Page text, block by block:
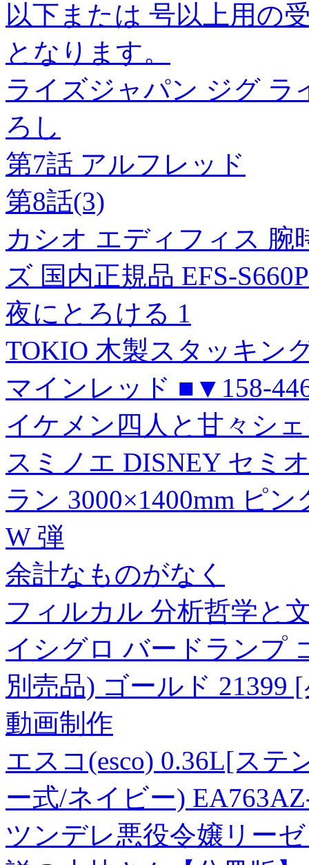
以下または 号以上用の
となります。
ライズジャパン ジグ ラ
ろし
第7話 アルフレッド
第8話(3)
カシオ エディフィス 腕
ズ 国内正規品 EFS-
夜にとろける 1
TOKIO 木製スタッキン
マインレッド ■▼158-
イケメン四人と甘々シ
スミノエ DISNEY セミ
ラン 3000×1400mm ピ
W 弾
余計なものがなく
フィルカル 分析哲学と
イシグロ バードランプ
別売品) ゴールド 21399
動画制作
エスコ(esco) 0.36L[ス
ー式/ネイビー)
ツンデレ悪役令嬢リー